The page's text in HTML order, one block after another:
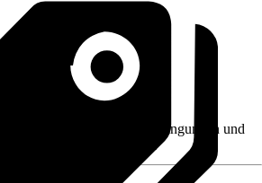
wie z. B. Rückgabebedingungen und
auf den Verkäufernamen.